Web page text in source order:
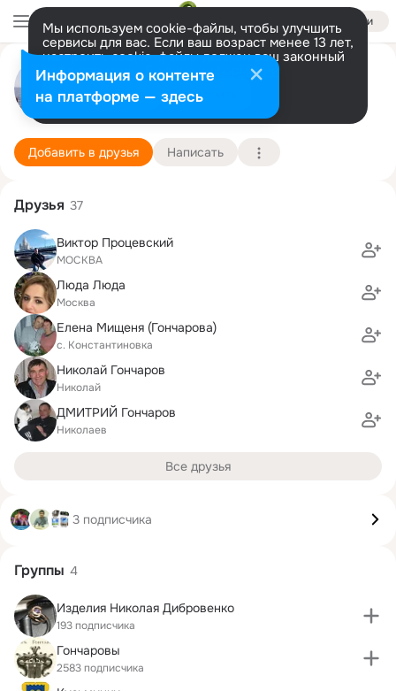
Войти
Мы используем cookie-файлы, чтобы улучшить
сервисы для вас. Если ваш возраст менее 13 лет,
настроить cookie-файлы должен ваш законный
представитель. Больше информации
Разрешить все Настроить
Слава Гончаров
Москва
9 августа (45 лет)
479 школа им. маршала Чуйкова
Подробнее
Добавить в друзья Написать
Друзья 37
Виктор Процевский
МОСКВА
Люда Люда
Москва
Елена Мищеня (Гончарова)
с. Константиновка
Николай Гончаров
Николай
ДМИТРИЙ Гончаров
Николаев
Все друзья
3 подписчика
Группы 4
Изделия Николая Дибровенко
193 подписчика
Гончаровы
2583 подписчика
Информация о контенте
на платформе — здесь